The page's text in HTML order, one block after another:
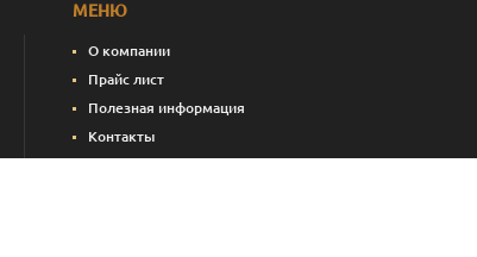
МЕНЮ
О компании
Прайс лист
Полезная информация
Контакты